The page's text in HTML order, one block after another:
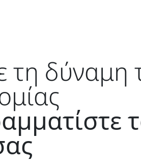
τη δύναμη